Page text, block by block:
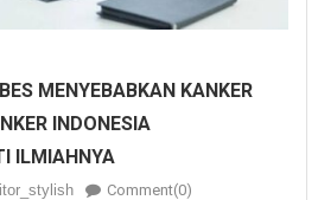
MENYEBABKAN KANKER
INDONESIA
ILMIAHNYA
Comment(0)